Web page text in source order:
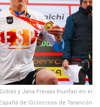
y Jana Freixas triunfan en el
de Ciclocross de Tarancón